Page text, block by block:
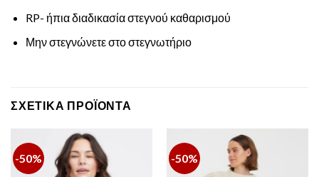
RP- ήπια διαδικασία στεγνού καθαρισμού
Μην στεγνώνετε στο στεγνωτήριο
ΣΧΕΤΙΚΆ ΠΡΟΪΌΝΤΑ
-50% -50%